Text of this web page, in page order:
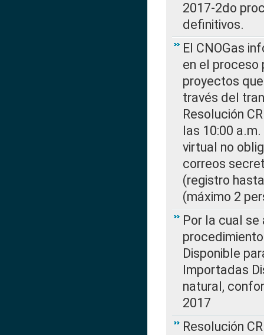
2017-2do
definitivos.
El CNOGas
en el proceso
proyectos
través del
Resolución
las 10:00
virtual no
correos
(registro
(máximo 2
Por la cual
Disponible
Importadas
natural,
2017
Resolución